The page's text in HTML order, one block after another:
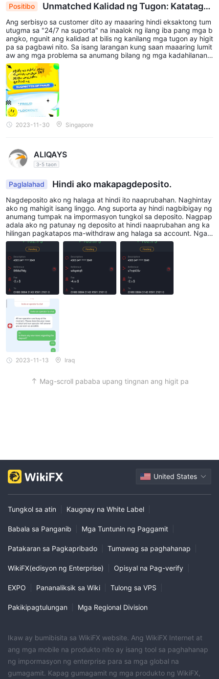
Positibo
Unmatched Kalidad ng Tugon: Katataga
n sa Labas ng 24/7 na Pagkakaroon
Ang serbisyo sa customer dito ay maaaring hindi eksaktong tum
utugma sa "24/7 na suporta" na inaalok ng ilang iba pang mga b
angko, ngunit ang kalidad at bilis ng kanilang mga tugon ay higit
pa sa pagbawi nito. Sa isang larangan kung saan maaaring lumit
aw ang mga problema sa anumang bilang ng mga kadahilanan,
ang pagkakaroon ng katiyakan na naka-standby ang isang kara
mpatang network ng suporta ay isang mahusay na katiyakan.
2023-11-30 Singapore
ALIQAYS
3-5 taon
Paglalahad Hindi ako makapagdeposito.
Nagdeposito ako ng halaga at hindi ito naaprubahan. Naghintay
ako ng mahigit isang linggo. Ang suporta ay hindi nagbibigay ng
anumang tumpak na impormasyon tungkol sa deposito. Nagpap
adala ako ng patunay ng deposito at hindi naaprubahan ang ka
hilingan pagkatapos ma-withdraw ang halaga sa account. Ngay
on sinusubukan kong nakipag-ugnayan ako sa suporta at walan
g sagot
2023-11-13 Iraq
Mag-scroll pababa upang tingnan ang higit pa
United States
Tungkol sa atin Kaugnay na White Label
Babala sa Panganib Mga Tuntunin ng Paggamit
Patakaran sa Pagkapribado Tumawag sa paghahanap
WikiFX(edisyon ng Enterprise) Opisyal na Pag-verify
EXPO Pananaliksik sa Wiki Tulong sa VPS
Pakikipagtulungan Mga Regional Division
Ikaw ay bumibisita sa WikiFX website. Ang WikiFX Internet at
ang mga mobile na produkto nito ay isang tool sa paghahanap
ng impormasyon ng enterprise para sa mga global na
gumagamit. Kapag gumagamit ng mga produkto ng WikiFX,